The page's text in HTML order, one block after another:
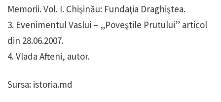
Memorii. Vol. I. Chişinău: Fundaţia Draghiştea.
3. Evenimentul Vaslui – „Poveştile Prutului” articol
din 28.06.2007.
4. Vlada Afteni, autor.
Sursa: istoria.md